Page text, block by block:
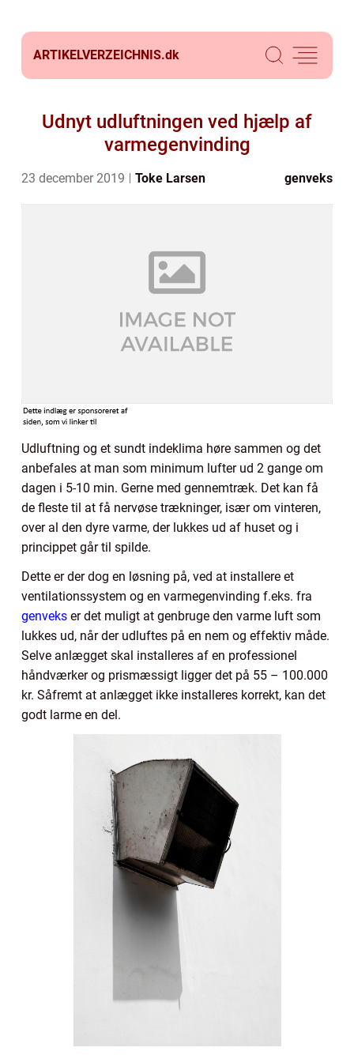
ARTIKELVERZEICHNIS.dk
Udnyt udluftningen ved hjælp af
varmegenvinding
23 december 2019 Toke Larsen genveks
Udluftning og et sundt indeklima høre sammen og det
anbefales at man som minimum lufter ud 2 gange om
dagen i 5-10 min. Gerne med gennemtræk. Det kan få
de fleste til at få nervøse trækninger, især om vinteren,
over al den dyre varme, der lukkes ud af huset og i
princippet går til spilde.
Dette er der dog en løsning på, ved at installere et
ventilationssystem og en varmegenvinding f.eks. fra
genveks er det muligt at genbruge den varme luft som
lukkes ud, når der udluftes på en nem og effektiv måde.
Selve anlægget skal installeres af en professionel
håndværker og prismæssigt ligger det på 55 – 100.000
kr. Såfremt at anlægget ikke installeres korrekt, kan det
godt larme en del.